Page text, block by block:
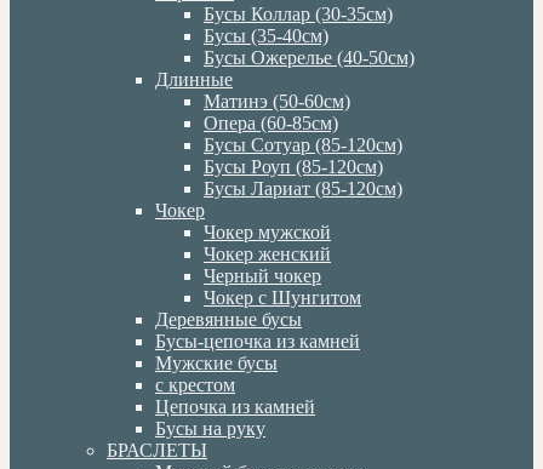
Бусы Коллар (30-35см)
Бусы (35-40см)
Бусы Ожерелье (40-50см)
Длинные
Матинэ (50-60см)
Опера (60-85см)
Бусы Сотуар (85-120см)
Бусы Роуп (85-120см)
Бусы Лариат (85-120см)
Чокер
Чокер мужской
Чокер женский
Черный чокер
Чокер с Шунгитом
Деревянные бусы
Бусы-цепочка из камней
Мужские бусы
с крестом
Цепочка из камней
Бусы на руку
БРАСЛЕТЫ